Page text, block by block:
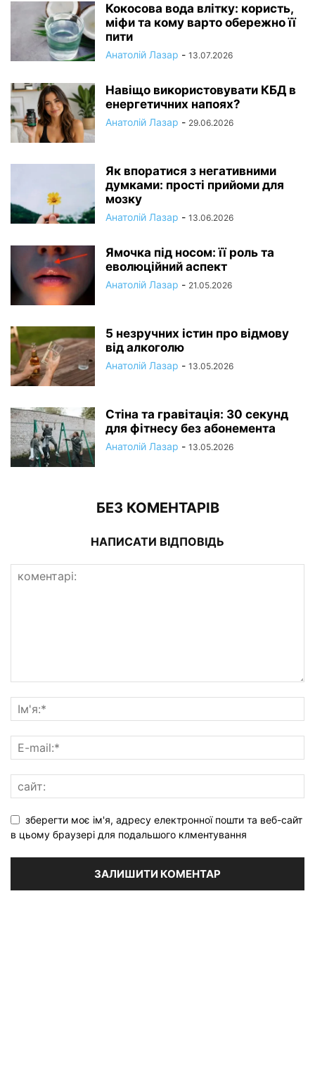
Кокосова вода влітку: користь,
міфи та кому варто обережно її
пити
Анатолій Лазар - 13.07.2026
Навіщо використовувати КБД в
енергетичних напоях?
Анатолій Лазар - 29.06.2026
Як впоратися з негативними
думками: прості прийоми для
мозку
Анатолій Лазар - 13.06.2026
Ямочка під носом: її роль та
еволюційний аспект
Анатолій Лазар - 21.05.2026
5 незручних істин про відмову
від алкоголю
Анатолій Лазар - 13.05.2026
Стіна та гравітація: 30 секунд
для фітнесу без абонемента
Анатолій Лазар - 13.05.2026
БЕЗ КОМЕНТАРІВ
НАПИСАТИ ВІДПОВІДЬ
зберегти моє ім'я, адресу електронної пошти та веб-сайт
в цьому браузері для подальшого клментування